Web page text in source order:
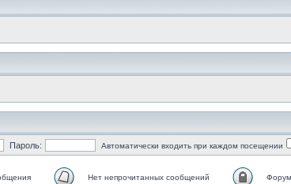
Пароль: Автоматически входить при каждом посещении
Нет непрочитанных сообщений